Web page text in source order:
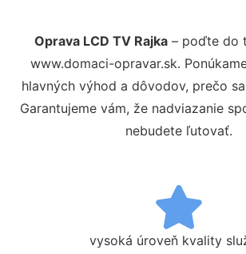
Oprava LCD TV Rajka– poďte do
www.domaci-opravar.sk.
hlavných výhod a dôvodov, prečo
Garantujeme vám, že nadviazanie
nebudete ľutovať.
vysoká úroveň kvality